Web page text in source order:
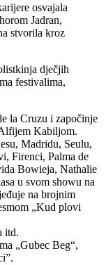
osvajala
Jadran,
stvorila kroz
dječjih
festivalima,
la Cruzu i započinje
Kabiljom.
Madridu, Seulu,
Firenci, Palma de
Bowieja, Nathalie
u svom showu na
na brojnim
„Kud plovi
itd.
„Gubec Beg“,